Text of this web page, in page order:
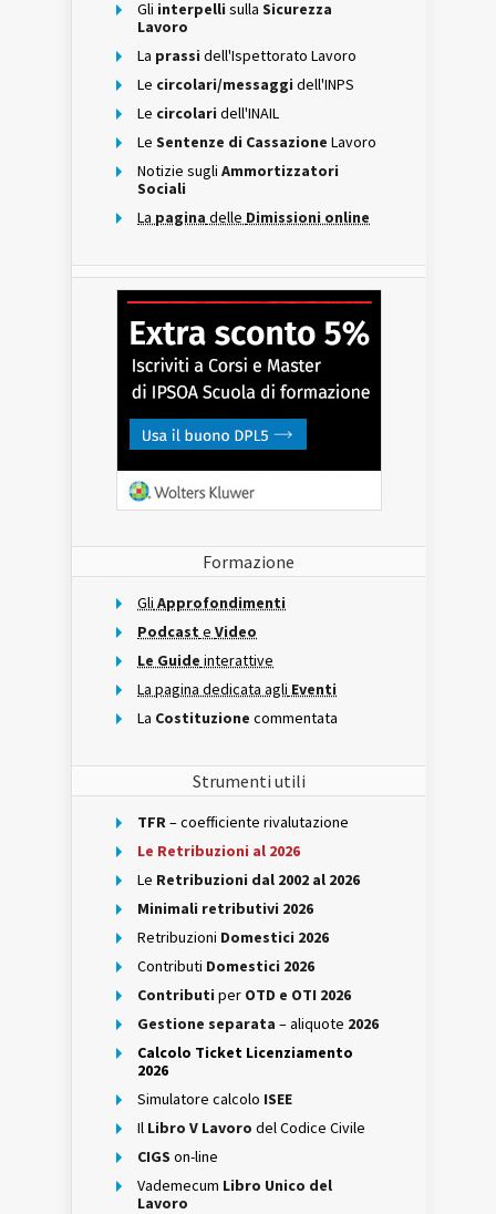
Gli interpelli sulla Sicurezza
Lavoro
La prassi dell'Ispettorato Lavoro
Le circolari/messaggi dell'INPS
Le circolari dell'INAIL
Le Sentenze di Cassazione Lavoro
Notizie sugli Ammortizzatori
Sociali
La pagina delle Dimissioni online
Formazione
Gli Approfondimenti
Podcast e Video
Le Guide interattive
La pagina dedicata agli Eventi
La Costituzione commentata
Strumenti utili
TFR– coefficiente rivalutazione
Le Retribuzioni al 2026
Le Retribuzioni dal 2002 al 2026
Minimali retributivi 2026
Retribuzioni Domestici 2026
Contributi Domestici 2026
Contributi per OTD e OTI 2026
Gestione separata – aliquote 2026
Calcolo Ticket Licenziamento
2026
Simulatore calcolo ISEE
Il Libro V Lavoro del Codice Civile
CIGS on-line
Vademecum Libro Unico del
Lavoro